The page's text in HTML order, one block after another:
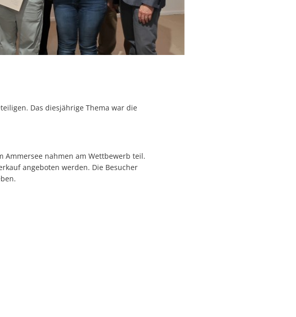
Das diesjährige Thema war die
Ammersee nahmen am Wettbewerb teil.
angeboten werden. Die Besucher